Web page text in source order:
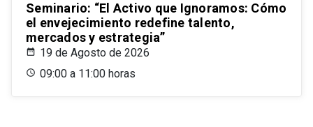
Seminario: “El Activo que Ignoramos: Cómo
el envejecimiento redefine talento,
mercados y estrategia”
19 de Agosto de 2026
09:00 a 11:00 horas